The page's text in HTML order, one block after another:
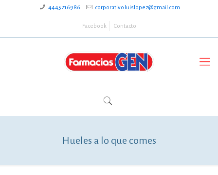
4445216986 corporativo.luislopez@gmail.com
Facebook Contacto
Hueles a lo que comes